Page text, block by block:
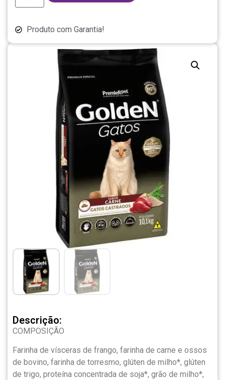
Descrição:
COMPOSIÇÃO
Farinha de vísceras de frango, farinha de carne e ossos
de bovino, farinha de torresmo, glúten de milho*, glúten
de trigo, proteína concentrada de soja*, grão de milho*,
Produto com Garantia!